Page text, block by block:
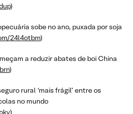
)
sobe no ano, puxada por soja
24l4otbm)
a reduzir abates de boi China
)
rural ‘mais frágil’ entre os
no mundo
)